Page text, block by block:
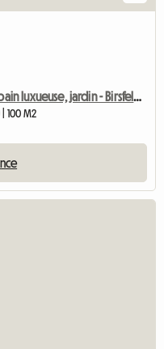
Chambre meublée à louer, salle de bain luxueuse, jardin - Birsfelde
100 M2